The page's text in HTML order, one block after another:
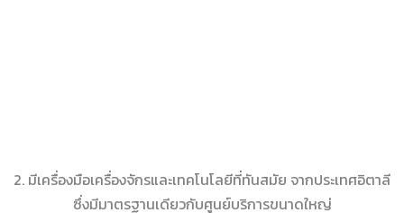
2. มีเครื่องมือเครื่องจักรและเทคโนโลยีที่ทันสมัย จากประเทศอิตาลี
ซึ่งมีมาตรฐานเดียวกับศูนย์บริการขนาดใหญ่